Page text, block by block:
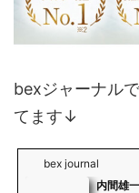
bexジャーナル
てます↓
bex journal
内間雄